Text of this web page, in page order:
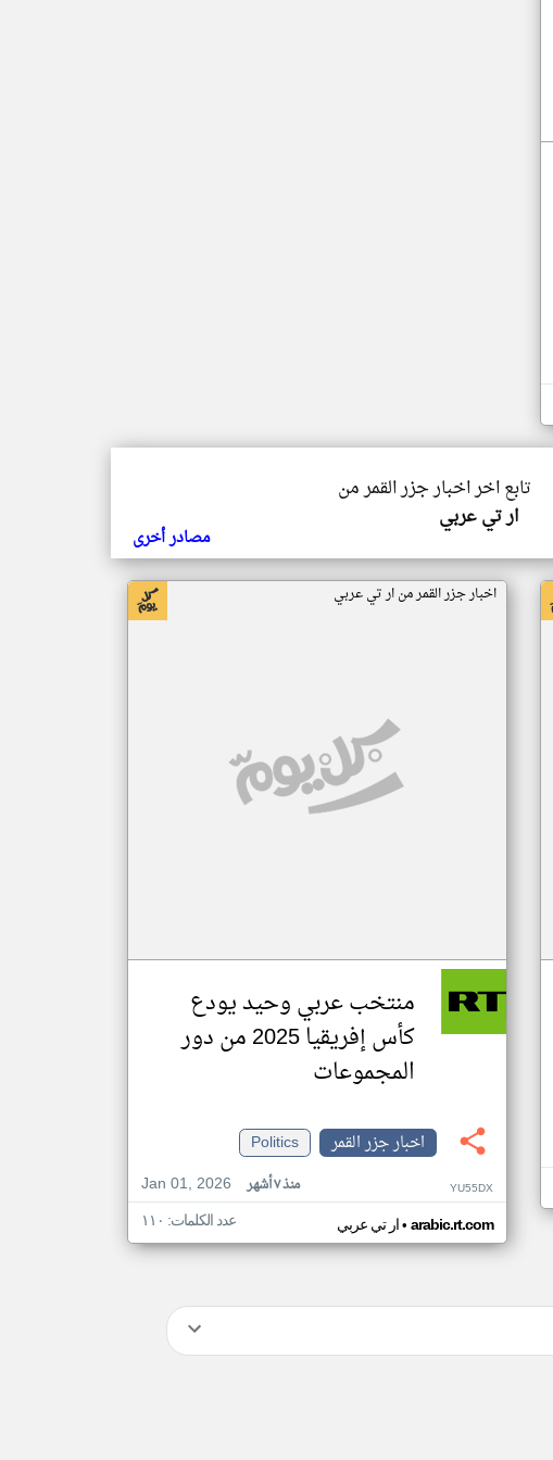
تابع اخر اخبار جزر القمر من
ار تي عربي
مصادر أخرى
اخبار جزر القمر من ار تي عربي
منتخب عربي وحيد يودع
كأس إفريقيا 2025 من دور
المجموعات
اخبار جزر القمر
Politics
Jan 01, 2026
منذ ٧ أشهر YU55DX
ار تي عربي• arabic.rt.com عدد الكلمات: ١١٠